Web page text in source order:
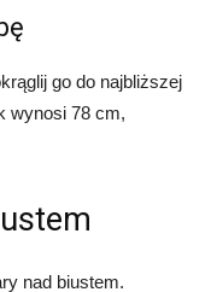
go do najbliższej
wynosi 78 cm,
nad biustem.